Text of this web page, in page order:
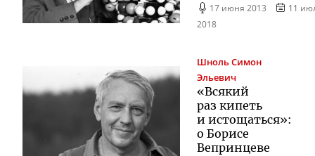
17 июня 2013
11
2018
ШнольСимон
Эльевич
«Всякий
раз кипеть
и истощаться»:
о Борисе
Вепринцеве